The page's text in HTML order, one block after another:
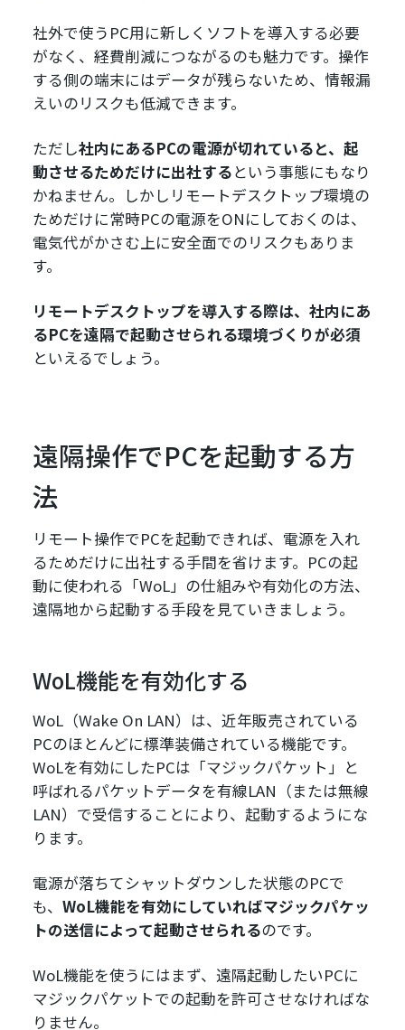
社外で使うPC用に新しくソフトを導入する必要
がなく、経費削減につながるのも魅力です。操作
する側の端末にはデータが残らないため、情報漏
えいのリスクも低減できます。
ただし社内にあるPCの電源が切れていると、起
動させるためだけに出社するという事態にもなり
かねません。しかしリモートデスクトップ環境の
ためだけに常時PCの電源をONにしておくのは、
電気代がかさむ上に安全面でのリスクもありま
す。
リモートデスクトップを導入する際は、社内にあ
るPCを遠隔で起動させられる環境づくりが必須
といえるでしょう。
遠隔操作でPCを起動する方
法
リモート操作でPCを起動できれば、電源を入れ
るためだけに出社する手間を省けます。PCの起
動に使われる「WoL」の仕組みや有効化の方法、
遠隔地から起動する手段を見ていきましょう。
WoL機能を有効化する
WoL（Wake On LAN）は、近年販売されている
PCのほとんどに標準装備されている機能です。
WoLを有効にしたPCは「マジックパケット」と
呼ばれるパケットデータを有線LAN（または無線
LAN）で受信することにより、起動するようにな
ります。
電源が落ちてシャットダウンした状態のPCで
も、 WoL機能を有効にしていればマジックパケッ
トの送信によって起動させられるのです。
WoL機能を使うにはまず、遠隔起動したいPCに
マジックパケットでの起動を許可させなければな
りません。